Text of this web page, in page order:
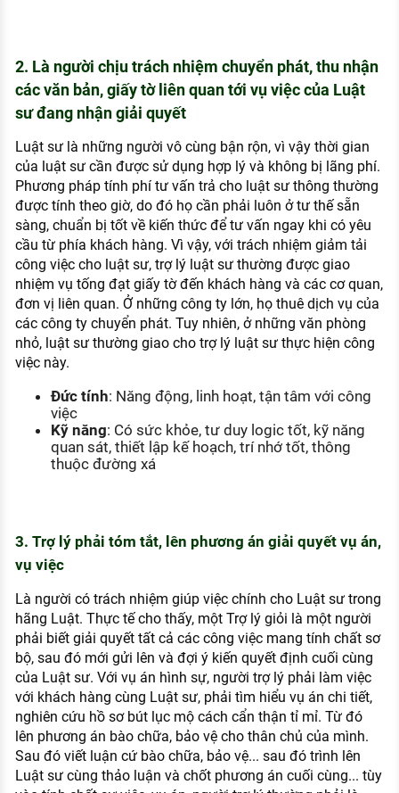
2. Là người chịu trách nhiệm chuyển phát, thu nhận
các văn bản, giấy tờ liên quan tới vụ việc của Luật
sư đang nhận giải quyết
Luật sư là những người vô cùng bận rộn, vì vậy thời gian
của luật sư cần được sử dụng hợp lý và không bị lãng phí.
Phương pháp tính phí tư vấn trả cho luật sư thông thường
được tính theo giờ, do đó họ cần phải luôn ở tư thế sẵn
sàng, chuẩn bị tốt về kiến thức để tư vấn ngay khi có yêu
cầu từ phía khách hàng. Vì vậy, với trách nhiệm giảm tải
công việc cho luật sư, trợ lý luật sư thường được giao
nhiệm vụ tống đạt giấy tờ đến khách hàng và các cơ quan,
đơn vị liên quan. Ở những công ty lớn, họ thuê dịch vụ của
các công ty chuyển phát. Tuy nhiên, ở những văn phòng
nhỏ, luật sư thường giao cho trợ lý luật sư thực hiện công
việc này.
Đức tính: Năng động, linh hoạt, tận tâm với công
việc
Kỹ năng: Có sức khỏe, tư duy logic tốt, kỹ năng
quan sát, thiết lập kế hoạch, trí nhớ tốt, thông
thuộc đường xá
3. Trợ lý phải tóm tắt, lên phương án giải quyết vụ án,
vụ việc
Là người có trách nhiệm giúp việc chính cho Luật sư trong
hãng Luật. Thực tế cho thấy, một Trợ lý giỏi là một người
phải biết giải quyết tất cả các công việc mang tính chất sơ
bộ, sau đó mới gửi lên và đợi ý kiến quyết định cuối cùng
của Luật sư. Với vụ án hình sự, người trợ lý phải làm việc
với khách hàng cùng Luật sư, phải tìm hiểu vụ án chi tiết,
nghiên cứu hồ sơ bút lục mộ cách cẩn thận tỉ mỉ. Từ đó
lên phương án bào chữa, bảo vệ cho thân chủ của mình.
Sau đó viết luận cứ bào chữa, bảo vệ... sau đó trình lên
Luật sư cùng thảo luận và chốt phương án cuối cùng... tùy